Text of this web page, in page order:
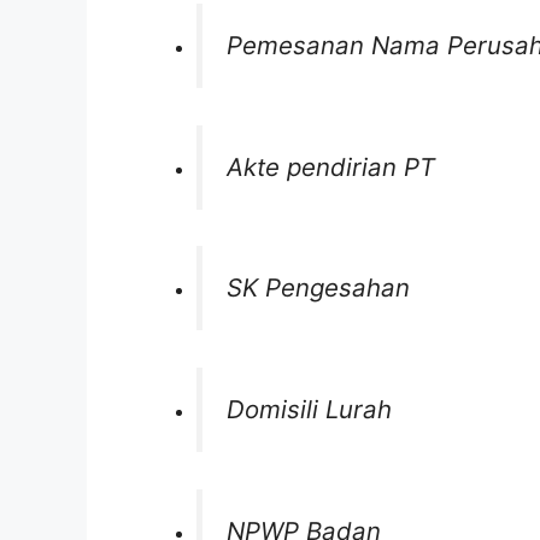
Pemesanan Nama
Akte pendirian PT
SK Pengesahan
Domisili Lurah
NPWP Badan